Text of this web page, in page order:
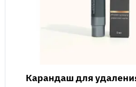
Карандаш для удаления кутикулы с